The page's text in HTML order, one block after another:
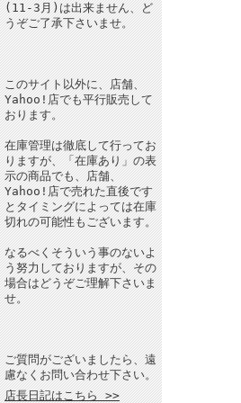
(11-3月)は出来ません、ど
うぞご了承下さいませ。
このサイト以外に、店舗、
Yahoo!店でも平行販売して
おります。
在庫管理は徹底して行ってお
りますが、「在庫あり」の表
示の商品でも、店舗、
Yahoo!店で売れた直後です
とタイミングによっては在庫
切れの可能性もございます。
なるべくそういう事のないよ
う努力しておりますが、その
場合はどうぞご理解下さいま
せ。
ご質問がございましたら、遠
慮なくお問い合わせ下さい。
店長日記はこちら >>